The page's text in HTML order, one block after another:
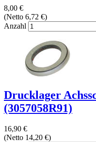
8,00 €
(Netto 6,72 €)
Anzahl
Drucklager
(3057058R91)
16,90 €
(Netto 14,20 €)